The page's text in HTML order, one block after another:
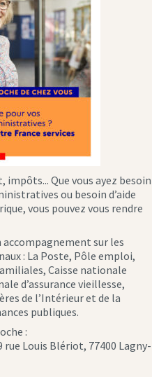
Que vous ayez besoin
ou besoin d’aide
vous pouvez vous rendre
accompagnement sur les
: La Poste, Pôle emploi,
Caisse nationale
d’assurance vieillesse,
de l’Intérieur et de la
publiques.
:
rue Louis Blériot, 77400 Lagny-